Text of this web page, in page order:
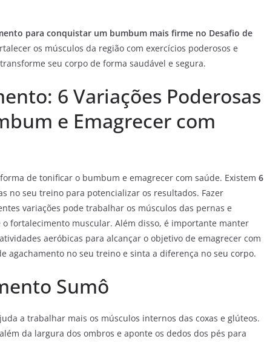
para conquistar um bumbum mais firme no Desafio de
os músculos da região com exercícios poderosos e
seu corpo de forma saudável e segura.
6 Variações Poderosas
e Emagrecer com
de tonificar o bumbum e emagrecer com saúde. Existem 6
no seu treino para potencializar os resultados. Fazer
variações pode trabalhar os músculos das pernas e
fortalecimento muscular. Além disso, é importante manter
aeróbicas para alcançar o objetivo de emagrecer com
agachamento no seu treino e sinta a diferença no seu corpo.
Sumô
a trabalhar mais os músculos internos das coxas e glúteos.
da largura dos ombros e aponte os dedos dos pés para